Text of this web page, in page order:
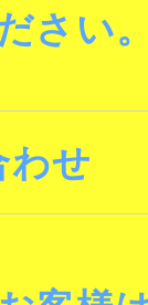
さい
わせ